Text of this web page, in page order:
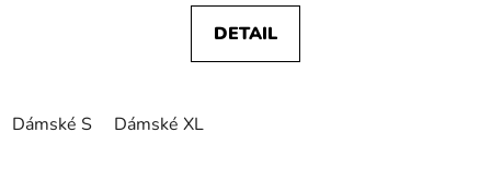
DETAIL
Dámské S Dámské XL